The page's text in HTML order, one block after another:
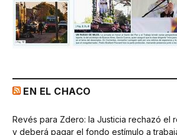
EN EL CHACO
Revés para Zdero: la Justicia rechazó el
y deberá pagar el fondo estímulo a